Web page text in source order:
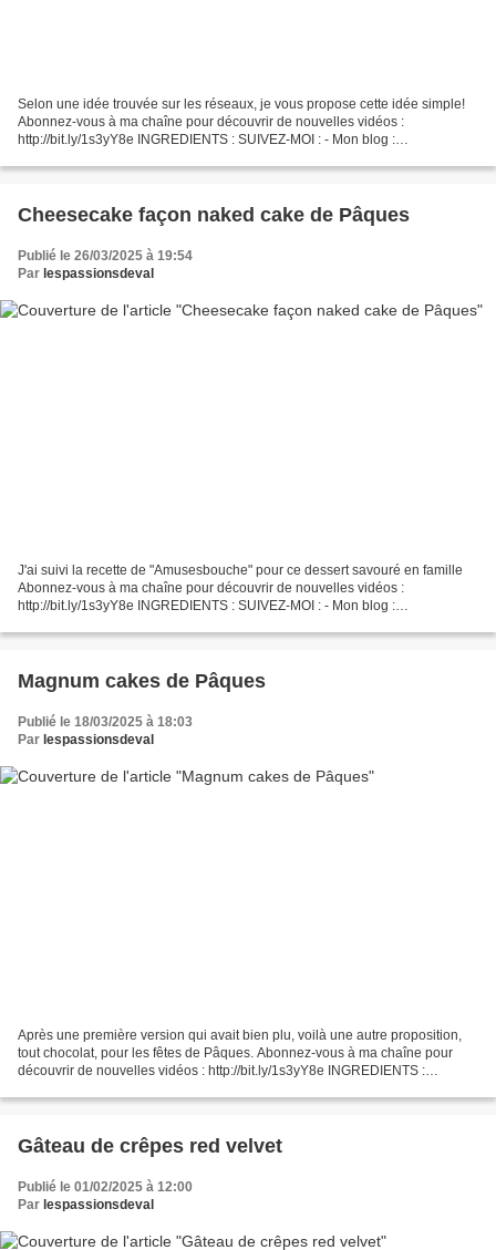
Selon une idée trouvée sur les réseaux, je vous propose cette idée simple!
Abonnez-vous à ma chaîne pour découvrir de nouvelles vidéos :
http://bit.ly/1s3yY8e INGREDIENTS : SUIVEZ-MOI : - Mon blog :
http://www.pinterest.com/val153/...
Cheesecake façon naked cake de Pâques
Publié le 26/03/2025 à 19:54
Par lespassionsdeval
J'ai suivi la recette de "Amusesbouche" pour ce dessert savouré en famille
Abonnez-vous à ma chaîne pour découvrir de nouvelles vidéos :
http://bit.ly/1s3yY8e INGREDIENTS : SUIVEZ-MOI : - Mon blog :
http://www.pinterest.com/val153/...
Magnum cakes de Pâques
Publié le 18/03/2025 à 18:03
Par lespassionsdeval
Après une première version qui avait bien plu, voilà une autre proposition,
tout chocolat, pour les fêtes de Pâques. Abonnez-vous à ma chaîne pour
découvrir de nouvelles vidéos : http://bit.ly/1s3yY8e INGREDIENTS :
Gâteau de crêpes red velvet
Publié le 01/02/2025 à 12:00
Par lespassionsdeval